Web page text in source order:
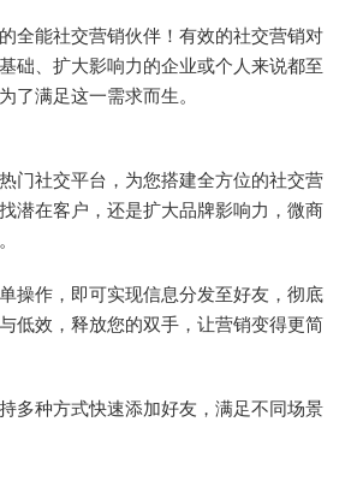
全能社交营销伙伴！有效的社交营销对
础、扩大影响力的企业或个人来说都至
了满足这一需求而生。
门社交平台，为您搭建全方位的社交营
潜在客户，还是扩大品牌影响力，微商
操作，即可实现信息分发至好友，彻底
低效，释放您的双手，让营销变得更简
多种方式快速添加好友，满足不同场景